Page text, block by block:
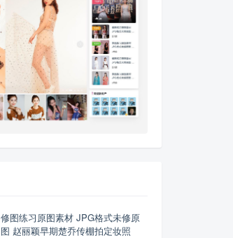
修图练习原图素材 JPG格式未修原
图 赵丽颖早期楚乔传棚拍定妆照